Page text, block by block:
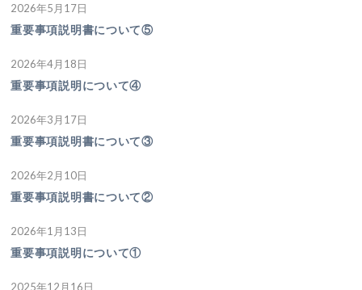
2026年5月17日
重要事項説明書について⑤
2026年4月18日
重要事項説明について④
2026年3月17日
重要事項説明書について③
2026年2月10日
重要事項説明書について②
2026年1月13日
重要事項説明について①
2025年12月16日